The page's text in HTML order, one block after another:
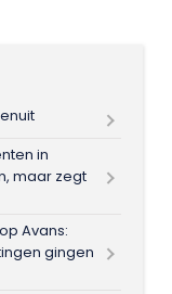
in
maar zegt
Avans:
gingen